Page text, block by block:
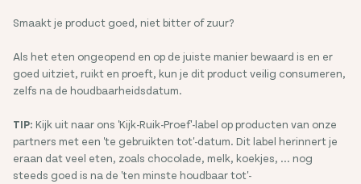
Smaakt je product goed, niet bitter of zuur?
Als het eten ongeopend en op de juiste manier bewaard is en er
goed uitziet, ruikt en proeft, kun je dit product veilig consumeren,
zelfs na de houdbaarheidsdatum.
TIP: Kijk uit naar ons 'Kijk-Ruik-Proef'-label op producten van onze
partners met een 'te gebruikten tot'-datum. Dit label herinnert je
eraan dat veel eten, zoals chocolade, melk, koekjes, ... nog
steeds goed is na de 'ten minste houdbaar tot'-